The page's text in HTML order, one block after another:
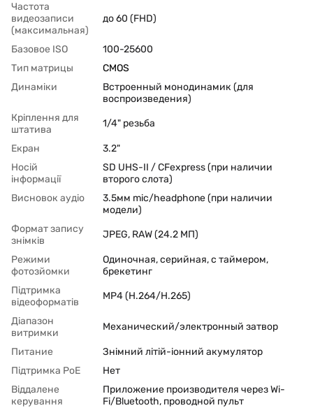
Частота
видеозаписи
(максимальная)
до 60 (FHD)
Базовое ISO
100-25600
Тип матрицы
CMOS
Динаміки
Встроенный монодинамик (для
воспроизведения)
Кріплення для
штатива
1/4" резьба
Екран
3.2"
Носій
інформації
SD UHS-II / CFexpress (при наличии
второго слота)
Висновок аудіо
3.5мм mic/headphone (при наличии
модели)
Формат запису
знімків
JPEG, RAW (24.2 МП)
Режими
фотозйомки
Одиночная, серийная, с таймером,
брекетинг
Підтримка
відеоформатів
MP4 (H.264/H.265)
Діапазон
витримки
Механический/электронный затвор
Питание
Знімний літій-іонний акумулятор
Підтримка PoЕ
Нет
Віддалене
керування
Приложение производителя через Wi-
Fi/Bluetooth, проводной пульт